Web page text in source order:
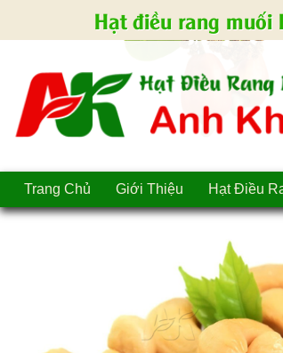
Hạt điều rang muối
Trang Chủ Giới Thiệu Hạt Điều